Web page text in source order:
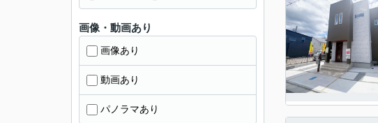
画像・動画あり
画像あり
動画あり
パノラマあり